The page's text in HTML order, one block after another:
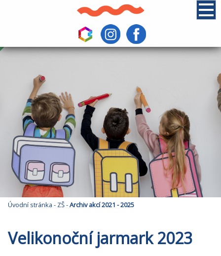
Úvodní stránka - ZŠ-Archiv akcí 2021 - 2025
Velikonoční jarmark 2023